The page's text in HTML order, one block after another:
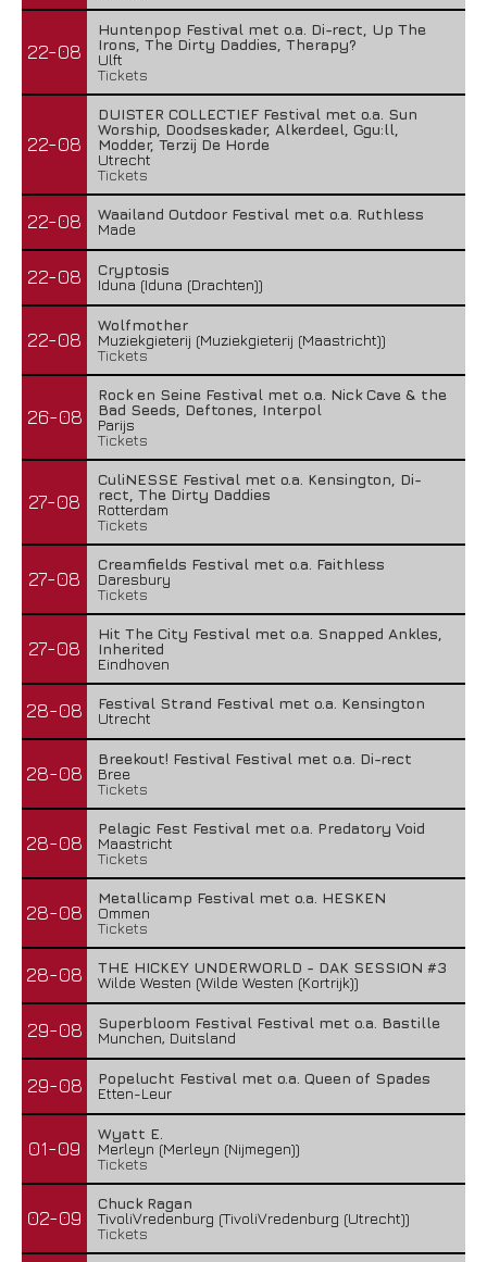
22-08
Huntenpop Festival met o.a. Di-rect, Up The
Irons, The Dirty Daddies, Therapy?
Ulft
Tickets
22-08
DUISTER COLLECTIEF Festival met o.a. Sun
Worship, Doodseskader, Alkerdeel, Ggu:ll,
Modder, Terzij De Horde
Utrecht
Tickets
22-08
Waailand Outdoor Festival met o.a. Ruthless
Made
22-08
Cryptosis
Iduna (Iduna (Drachten))
22-08
Wolfmother
Muziekgieterij (Muziekgieterij (Maastricht))
Tickets
26-08
Rock en Seine Festival met o.a. Nick Cave & the
Bad Seeds, Deftones, Interpol
Parijs
Tickets
27-08
CuliNESSE Festival met o.a. Kensington, Di-
rect, The Dirty Daddies
Rotterdam
Tickets
27-08
Creamfields Festival met o.a. Faithless
Daresbury
Tickets
27-08
Hit The City Festival met o.a. Snapped Ankles,
Inherited
Eindhoven
28-08
Festival Strand Festival met o.a. Kensington
Utrecht
28-08
Breekout! Festival Festival met o.a. Di-rect
Bree
Tickets
28-08
Pelagic Fest Festival met o.a. Predatory Void
Maastricht
Tickets
28-08
Metallicamp Festival met o.a. HESKEN
Ommen
Tickets
28-08
THE HICKEY UNDERWORLD - DAK SESSION #3
Wilde Westen (Wilde Westen (Kortrijk))
29-08
Superbloom Festival Festival met o.a. Bastille
Munchen, Duitsland
29-08
Popelucht Festival met o.a. Queen of Spades
Etten-Leur
01-09
Wyatt E.
Merleyn (Merleyn (Nijmegen))
Tickets
02-09
Chuck Ragan
TivoliVredenburg (TivoliVredenburg (Utrecht))
Tickets